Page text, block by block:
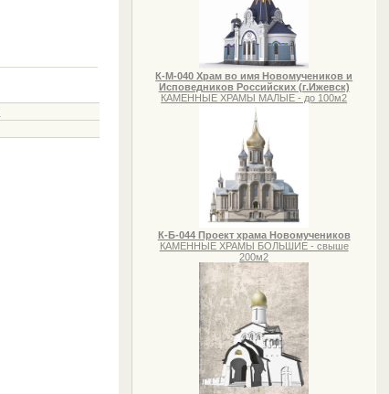
К-М-040 Храм во имя Новомучеников и
Исповедников Российских (г.Ижевск)
КАМЕННЫЕ ХРАМЫ МАЛЫЕ - до 100м2
К-Б-044 Проект храма Новомучеников
КАМЕННЫЕ ХРАМЫ БОЛЬШИЕ - свыше
200м2